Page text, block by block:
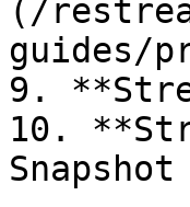
(/
guides/
9.
10.